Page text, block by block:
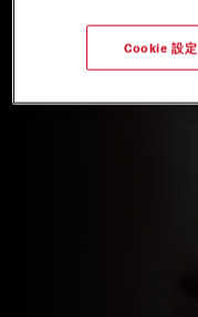
Cookie 設定